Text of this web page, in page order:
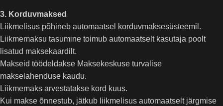
3. Korduvmaksed
Liikmelisus põhineb automaatsel korduvmaksesüsteemil.
Liikmemaksu tasumine toimub automaatselt kasutaja poolt
lisatud maksekaardilt.
Makseid töödeldakse Maksekeskuse turvalise
makselahenduse kaudu.
Liikmemaks arvestatakse kord kuus.
Kui makse õnnestub, jätkub liikmelisus automaatselt järgmise